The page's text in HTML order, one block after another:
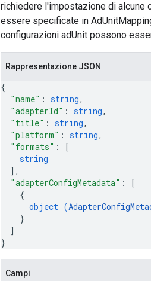
richiedere l'impostazione di alcune
essere specificate in
configurazioni adUnit possono
Rappresentazione JSON
{
"name" : string,
"adapterId" : string,
"title" : string,
"platform" : string,
"formats" :
[
string
] ,
"adapterConfigMetadata" :
[
{
object (
}
]
}
Campi